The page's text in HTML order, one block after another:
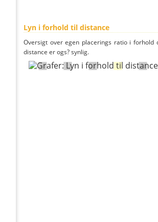
Lyn i forhold til distance
Oversigt over egen placerings ratio i
distance er ogs? synlig.